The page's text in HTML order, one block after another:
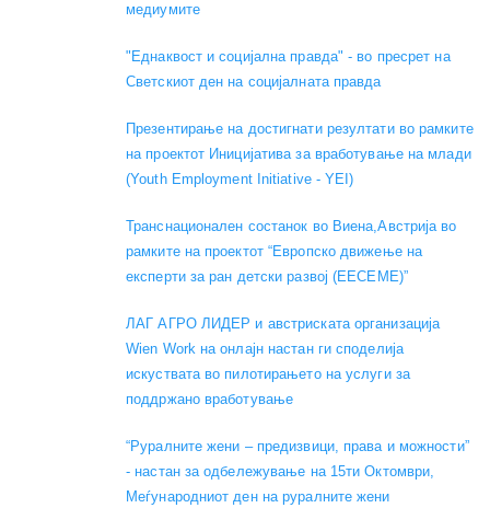
медиумите
"Еднаквост и социјална правда" - во пресрет на
Светскиот ден на социјалната правда
Презентирање на достигнати резултати во рамките
на проектот Иницијатива за вработување на млади
(Youth Employment Initiative - YEI)
Транснационален состанок во Виена,Австрија во
рамките на проектот “Европско движење на
експерти за ран детски развој (EECEME)”
ЛАГ АГРО ЛИДЕР и австриската организација
Wien Work на онлајн настан ги споделија
искуствата во пилотирањето на услуги за
поддржано вработување
“Руралните жени – предизвици, права и можности”
- настан за одбележување на 15ти Октомври,
Меѓународниот ден на руралните жени